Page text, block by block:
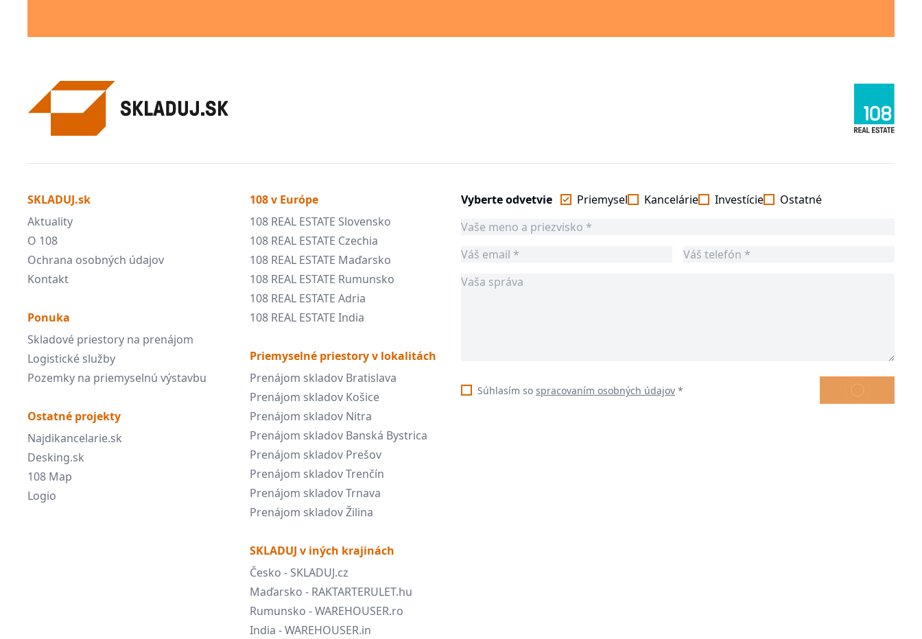
SKLADUJ.sk
Aktuality
O 108
Ochrana osobných údajov
Kontakt
Ponuka
Skladové priestory na prenájom
Logistické služby
Pozemky na priemyselnú výstavbu
Ostatné projekty
Najdikancelarie.sk
Desking.sk
108 Map
Logio
108 v Európe
108 REAL ESTATE Slovensko
108 REAL ESTATE Czechia
108 REAL ESTATE Maďarsko
108 REAL ESTATE Rumunsko
108 REAL ESTATE Adria
108 REAL ESTATE India
Priemyselné priestory v lokalitách
Prenájom skladov Bratislava
Prenájom skladov Košice
Prenájom skladov Nitra
Prenájom skladov Banská Bystrica
Prenájom skladov Prešov
Prenájom skladov Trenčín
Prenájom skladov Trnava
Prenájom skladov Žilina
SKLADUJ v iných krajinách
Česko - SKLADUJ.cz
Maďarsko - RAKTARTERULET.hu
Rumunsko - WAREHOUSER.ro
India - WAREHOUSER.in
Vyberte odvetvie Priemysel Kancelárie Investície Ostatné
Súhlasím so spracovaním osobných údajov * ODOSLAŤ